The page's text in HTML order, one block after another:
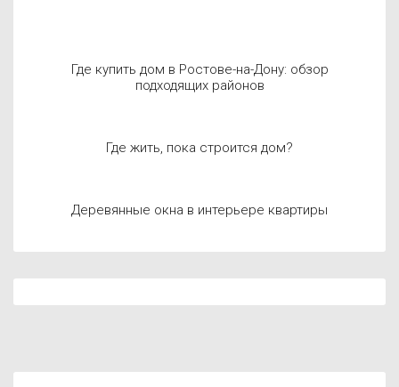
Где купить дом в Ростове-на-Дону: обзор
подходящих районов
Где жить, пока строится дом?
Деревянные окна в интерьере квартиры